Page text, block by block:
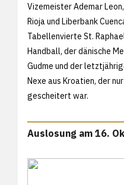
Vizemeister Ademar
Rioja und Liberbank
Tabellenvierte St.
Handball, der dänische
Gudme und der
Nexe aus Kroatien, der
gescheitert war.
Auslosung am 16.